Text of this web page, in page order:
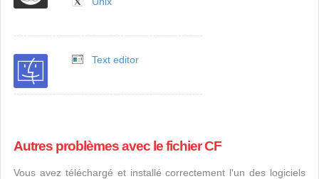
Text editor
Autres problèmes avec le fichier CF
Vous avez téléchargé et installé correctement l'un des logiciels